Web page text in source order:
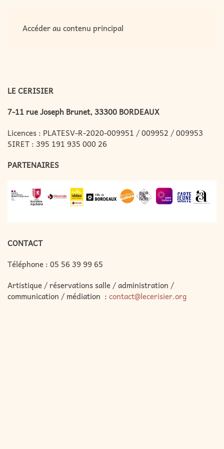
Accéder au contenu principal
MENU
LE CERISIER
7-11 rue Joseph Brunet, 33300 BORDEAUX
Licences : PLATESV-R-2020-009951 / 009952 / 009953
SIRET : 395 191 935 000 26
PARTENAIRES
CONTACT
Téléphone : 05 56 39 99 65
Artistique / réservations salle / administration /
communication / médiation : contact@lecerisier.org